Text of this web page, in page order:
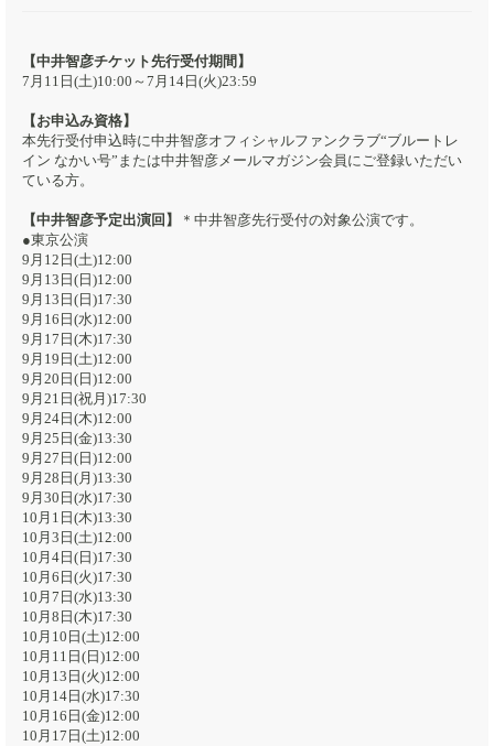
【中井智彦チケット先行受付期間】
7月11日(土)10:00～7月14日(火)23:59
【お申込み資格】
本先行受付申込時に中井智彦オフィシャルファンクラブ“ブルートレ
イン なかい号”または中井智彦メールマガジン会員にご登録いただい
ている方。
【中井智彦予定出演回】
＊中井智彦先行受付の対象公演です。
●東京公演
9月12日(土)12:00
9月13日(日)12:00
9月13日(日)17:30
9月16日(水)12:00
9月17日(木)17:30
9月19日(土)12:00
9月20日(日)12:00
9月21日(祝月)17:30
9月24日(木)12:00
9月25日(金)13:30
9月27日(日)12:00
9月28日(月)13:30
9月30日(水)17:30
10月1日(木)13:30
10月3日(土)12:00
10月4日(日)17:30
10月6日(火)17:30
10月7日(水)13:30
10月8日(木)17:30
10月10日(土)12:00
10月11日(日)12:00
10月13日(火)12:00
10月14日(水)17:30
10月16日(金)12:00
10月17日(土)12:00